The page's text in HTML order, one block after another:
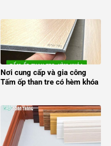
Nơi cung cấp và gia công
Tấm ốp than tre có hèm khóa